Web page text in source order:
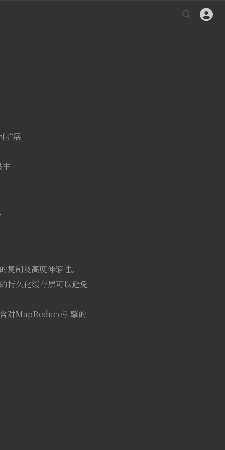
扩展
制及高度伸缩性。
持久化缓存层可以避免
对MapReduce引擎的